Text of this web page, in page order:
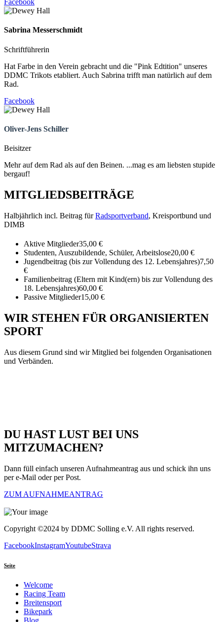
Facebook
Sabrina Messerschmidt
Schriftführerin
Hat Farbe in den Verein gebracht und die "Pink Edtition" unseres
DDMC Trikots etabliert. Auch Sabrina trifft man natürlich auf dem
Rad.
Facebook
Oliver-Jens Schiller
Beisitzer
Mehr auf dem Rad als auf den Beinen. ...mag es am liebsten stupide
bergauf!
MITGLIEDSBEITRÄGE
Halbjährlich incl. Beitrag fürRadsportverband, Kreisportbund und
DIMB
Aktive Mitglieder35,00 €
Studenten, Auszubildende, Schüler, Arbeitslose20,00 €
Jugendbeitrag (bis zur Vollendung des 12. Lebensjahres)7,50
€
Familienbeitrag (Eltern mit Kind(ern) bis zur Vollendung des
18. Lebensjahres)60,00 €
Passive Mitglieder15,00 €
WIR STEHEN FÜR ORGANISIERTEN
SPORT
Aus diesem Grund sind wir Mitglied bei folgenden Organisationen
und Verbänden.
DU HAST LUST BEI UNS
MITZUMACHEN?
Dann füll einfach unseren Aufnahmeantrag aus und schick ihn uns
per e-Mail oder per Post.
ZUM AUFNAHMEANTRAG
Copyright ©2024 by DDMC Solling e.V. All rights reserved.
FacebookInstagramYoutubeStrava
Seite
Welcome
Racing Team
Breitensport
Bikepark
Blog